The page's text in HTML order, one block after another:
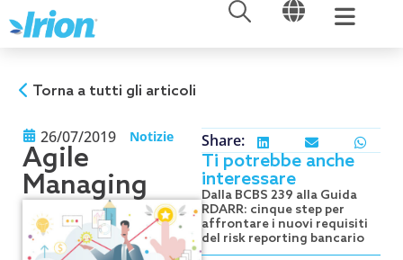
al
contenuto
APRI APRI
Torna a tutti gli articoli
26/07/2019 Notizie
Agile
Managing
Share:
Ti potrebbe anche
interessare
Dalla BCBS 239 alla Guida
RDARR: cinque step per
affrontare i nuovi requisiti
del risk reporting bancario